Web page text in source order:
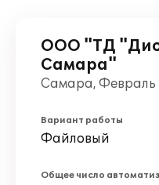
ООО "ТД
Самара"
Самара, Февраль
Вариант работы
Файловый
Общее число